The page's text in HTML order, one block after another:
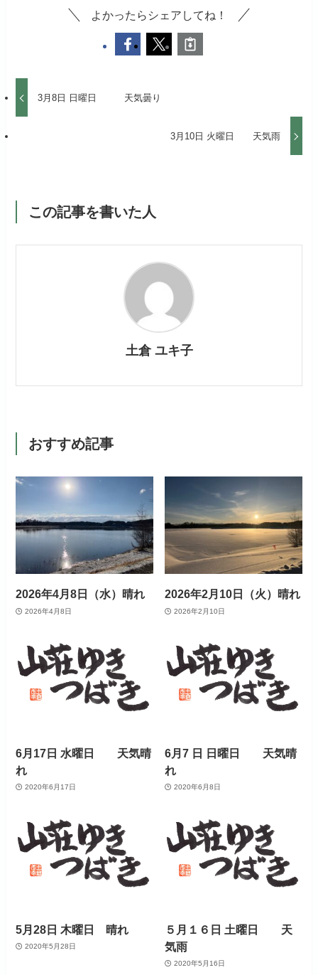
よかったらシェアしてね！
3月8日 日曜日 天気曇り
3月10日 火曜日 天気雨
この記事を書いた人
土倉 ユキ子
おすすめ記事
2026年4月8日（水）晴れ
2026年4月8日
2026年2月10日（火）晴れ
2026年2月10日
6月17日 水曜日 天気晴
れ
2020年6月17日
6月7 日 日曜日 天気晴
れ
2020年6月8日
5月28日 木曜日 晴れ
2020年5月28日
５月１６日 土曜日 天
気雨
2020年5月16日